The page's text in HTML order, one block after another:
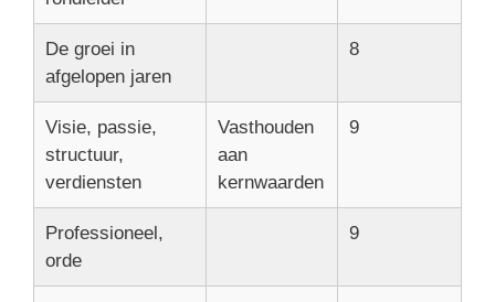
De groei in
afgelopen jaren
8
Visie, passie,
structuur,
verdiensten
Vasthouden
aan
kernwaarden
9
Professioneel,
orde
9